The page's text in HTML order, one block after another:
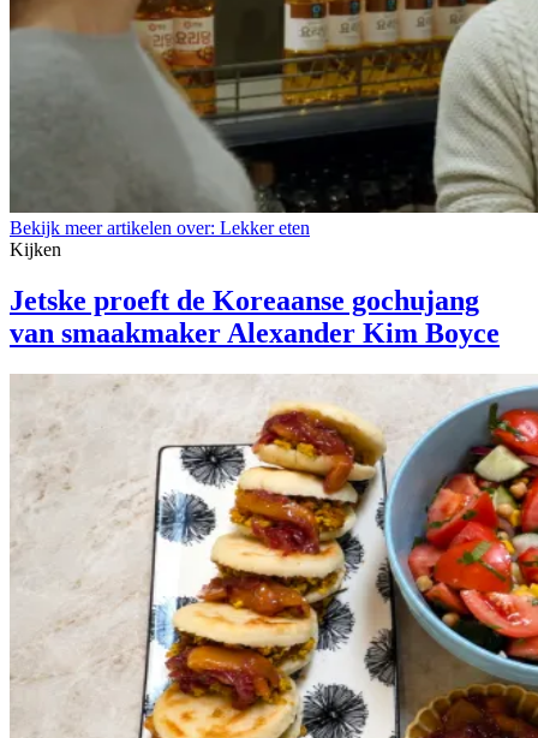
Bekijk meer artikelen over: Lekker eten
Kijken
Jetske proeft de Koreaanse gochujang
van smaakmaker Alexander Kim Boyce